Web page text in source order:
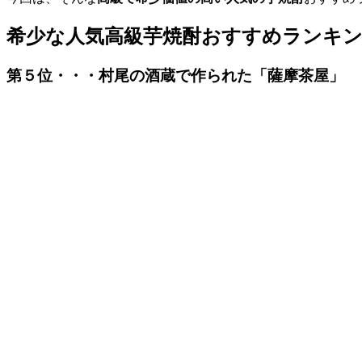
希少な人気高級芋焼酎おすすめランキ
第５位・・・村尾の酒蔵で作られた「薩摩茶屋」